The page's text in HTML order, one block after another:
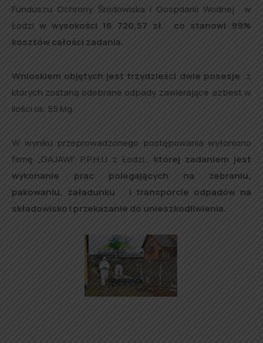
Funduszu Ochrony Środowiska i Gospdarki Wodnej w
Łodzi w wysokości 16 720,57 zł. co stanowi 99%
kosztów całości zadania.
Wnioskiem objętych jest trzydzieści dwie posesje z
których zostaną odebrane odpady zawierające azbest w
ilości ok. 55 Mg.
W wyniku przeprowadzonego postępowania wyłoniono
firmę „GAJAWI” P.P.H.U z Łodzi., której zadaniem jest
wykonanie prac polegających na zebraniu,
pakowaniu, załadunku i transporcie odpadów na
składowisko i przekazanie do unieszkodliwienia.